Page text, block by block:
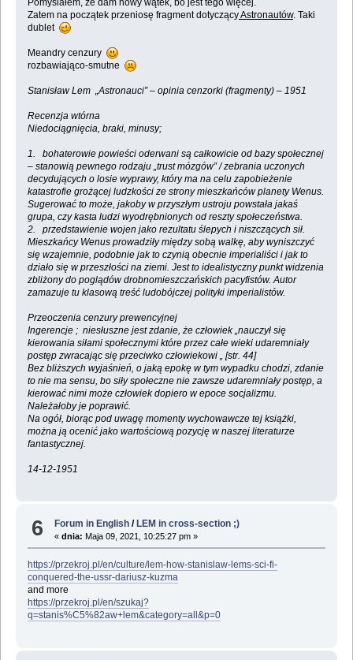
Zatem na początek przeniosę fragment dotyczącyAstronautów. Taki
dublet
Meandry cenzury
rozbawiająco-smutne
Stanisław Lem „Astronauci” – opinia cenzorki (fragmenty) – 1951
Recenzja wtórna
Niedociągnięcia, braki, minusy;
1. bohaterowie powieści oderwani są całkowicie od bazy społecznej
– stanowią pewnego rodzaju „trust mózgów” / zebrania uczonych
decydujących o losie wyprawy, który ma na celu zapobieżenie
katastrofie grożącej ludzkości ze strony mieszkańców planety Wenus.
Sugerować to może, jakoby w przyszłym ustroju powstała jakaś
grupa, czy kasta ludzi wyodrębnionych od reszty społeczeństwa.
2. przedstawienie wojen jako rezultatu ślepych i niszczących sił.
Mieszkańcy Wenus prowadziły między sobą walkę, aby wyniszczyć
się wzajemnie, podobnie jak to czynią obecnie imperialiści i jak to
działo się w przeszłości na ziemi. Jest to idealistyczny punkt widzenia
zbliżony do poglądów drobnomieszczańskich pacyfistów. Autor
zamazuje tu klasową treść ludobójczej polityki imperialistów.
Przeoczenia cenzury prewencyjnej
Ingerencje ; niesłuszne jest zdanie, że człowiek „nauczył się
kierowania siłami społecznymi które przez całe wieki udaremniały
postęp zwracając się przeciwko człowiekowi „ [str. 44]
Bez bliższych wyjaśnień, o jaką epokę w tym wypadku chodzi, zdanie
to nie ma sensu, bo siły społeczne nie zawsze udaremniały postęp, a
kierować nimi może człowiek dopiero w epoce socjalizmu.
Należałoby je poprawić.
Na ogół, biorąc pod uwagę momenty wychowawcze tej książki,
można ją ocenić jako wartościową pozycję w naszej literaturze
fantastycznej.
14-12-1951
6 Forum in English / LEM in cross-section ;)
«dnia: Maja 09, 2021, 10:25:27 pm »
https://przekroj.pl/en/culture/lem-how-stanislaw-lems-sci-fi-
conquered-the-ussr-dariusz-kuzma
and more
https://przekroj.pl/en/szukaj?
q=stanis%C5%82aw+lem&category=all&p=0